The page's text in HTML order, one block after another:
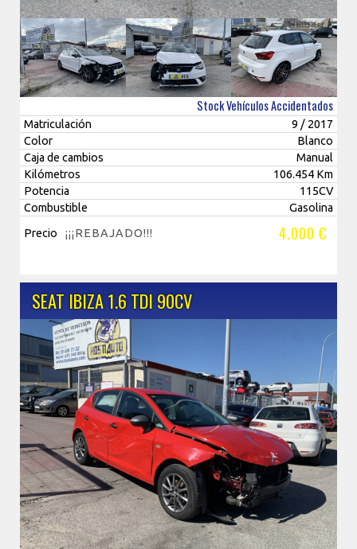
Stock Vehículos Accidentados
Matriculación
9 / 2017
Color
Blanco
Caja de cambios
Manual
Kilómetros
106.454 Km
Potencia
115CV
Combustible
Gasolina
Precio
¡¡¡REBAJADO!!! 4.000 €
SEAT IBIZA 1.6 TDI 90CV